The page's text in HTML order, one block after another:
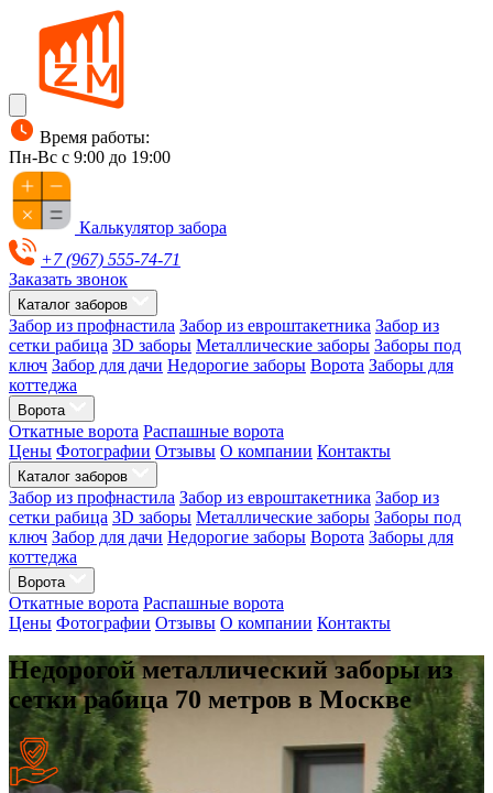
Время работы:
Пн-Вс с 9:00 до 19:00
Калькулятор забора
+7 (967) 555-74-71
Заказать звонок
Каталог заборов
Забор из профнастила Забор из евроштакетника Забор из
сетки рабица 3D заборы Металлические заборы Заборы под
ключ Забор для дачи Недорогие заборы Ворота Заборы для
коттеджа
Ворота
Откатные ворота Распашные ворота
Цены Фотографии Отзывы О компании Контакты
Каталог заборов
Забор из профнастила Забор из евроштакетника Забор из
сетки рабица 3D заборы Металлические заборы Заборы под
ключ Забор для дачи Недорогие заборы Ворота Заборы для
коттеджа
Ворота
Откатные ворота Распашные ворота
Цены Фотографии Отзывы О компании Контакты
Недорогой металлический заборы из
сетки рабица 70 метров в Москве